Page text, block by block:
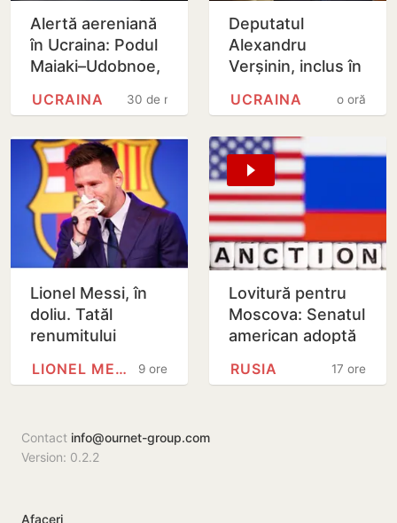
Alertă aereniană
în Ucraina: Podul
Maiaki–Udobnoe,
30 de minute
UCRAINA
Deputatul
Alexandru
Verșinin, inclus în
‘Mirotvoreț’
o oră
UCRAINA
Lionel Messi, în
doliu. Tatăl
renumitului
decedat
9 ore
LIONEL MESSI
Lovitură pentru
Moscova: Senatul
american adoptă
împotriva Rusiei17 ore
RUSIA
Contact info@ournet-group.com
Version: 0.2.2
Afaceri